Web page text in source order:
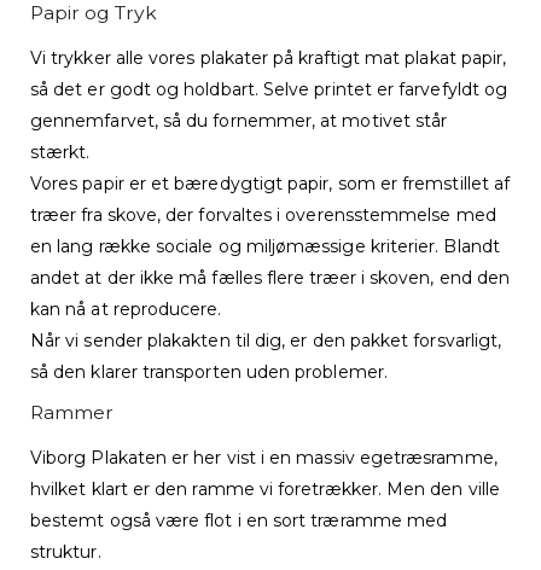
Papir og Tryk
Vi trykker alle vores plakater på kraftigt mat plakat papir,
så det er godt og holdbart. Selve printet er farvefyldt og
gennemfarvet, så du fornemmer, at motivet står
stærkt.
Vores papir er et bæredygtigt papir, som er fremstillet af
træer fra skove, der forvaltes i overensstemmelse med
en lang række sociale og miljømæssige kriterier. Blandt
andet at der ikke må fælles flere træer i skoven, end den
kan nå at reproducere.
Når vi sender plakakten til dig, er den pakket forsvarligt,
så den klarer transporten uden problemer.
Rammer
Viborg Plakaten er her vist i en massiv egetræsramme,
hvilket klart er den ramme vi foretrækker. Men den ville
bestemt også være flot i en sort træramme med
struktur.